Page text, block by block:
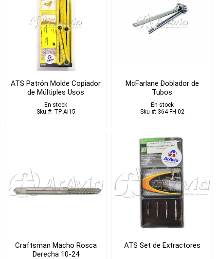
ATS Patrón Molde Copiador
de Múltiples Usos
En stock
Sku #: TP-AI15
McFarlane Doblador de
Tubos
En stock
Sku #: 364-FH-02
Craftsman Macho Rosca
Derecha 10-24
ATS Set de Extractores